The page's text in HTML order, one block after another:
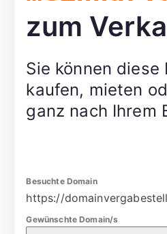
zum
Sie können diese
kaufen, mieten
ganz nach Ihrem
Besuchte Domain
https://
Gewünschte Domain/s